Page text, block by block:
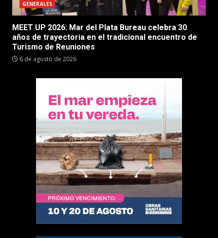
GENERALES
MEET UP 2026: Mar del Plata Bureau celebra 30
años de trayectoria en el tradicional encuentro de
Turismo de Reuniones
6 de agosto de 2026